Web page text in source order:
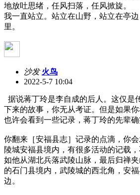
地放吐思绪，任风扫落，任风掀旋。
我一直站立。站立在山野，站立在亭
里。
沙发 火鸟
2022-5-7 10:04
据说蒋丁玲是李自成的后人。这仅是
下来的故事，你无从考证。但是如果
也许会看到一些记录，蒋丁玲的先辈确
你翻来［安福县志］记录的点滴，你
陵城安福县境内，有很多活动的记载
如他从湖北兵落武陵山脉，最后归禅
的石门县境内，武陵城的西北角，安
边。